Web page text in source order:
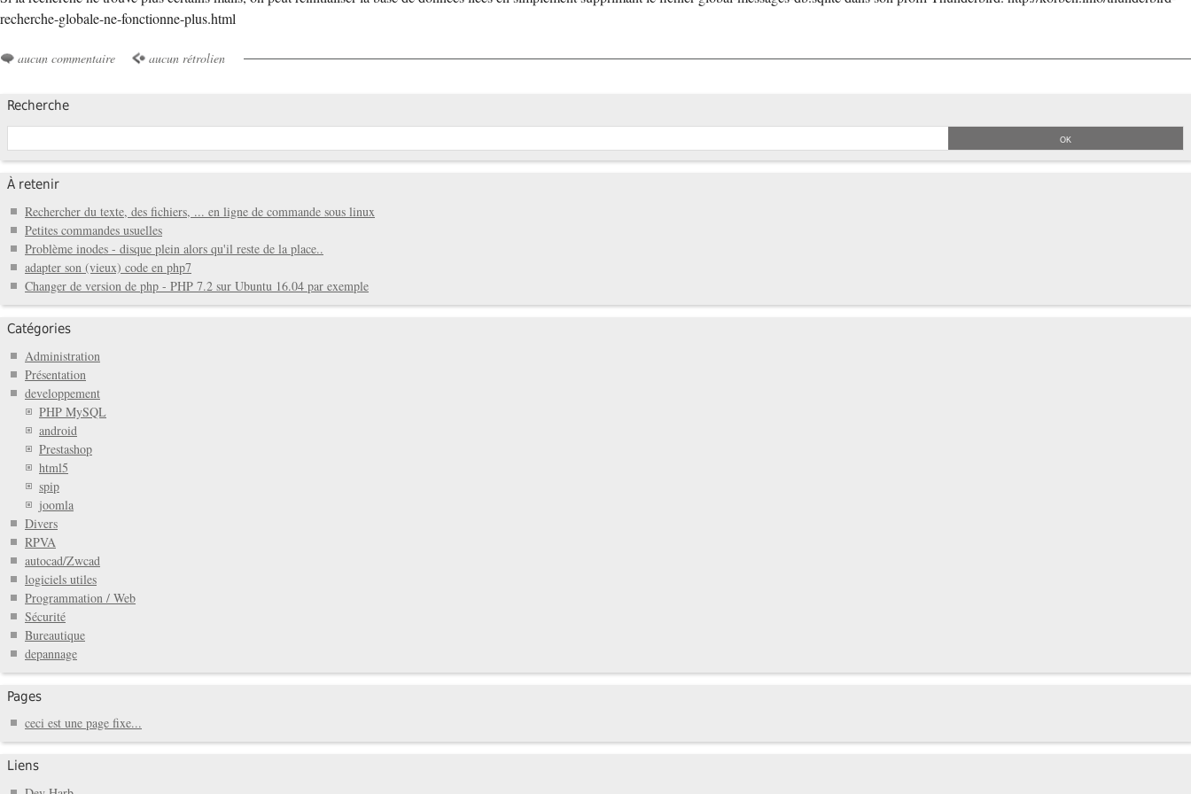
recherche-globale-ne-fonctionne-plus.html
aucun commentaire aucun rétrolien
Recherche
À retenir
Rechercher du texte, des fichiers, ... en ligne de commande sous linux
Petites commandes usuelles
Problème inodes - disque plein alors qu'il reste de la place..
adapter son (vieux) code en php7
Changer de version de php - PHP 7.2 sur Ubuntu 16.04 par exemple
Catégories
Administration
Présentation
developpement
PHP MySQL
android
Prestashop
html5
spip
joomla
Divers
RPVA
autocad/Zwcad
logiciels utiles
Programmation / Web
Sécurité
Bureautique
depannage
Pages
ceci est une page fixe...
Liens